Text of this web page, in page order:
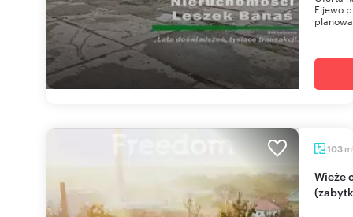
Fijewo
103 m
Wieże ciśnień z potencjałem inwestycyjnym